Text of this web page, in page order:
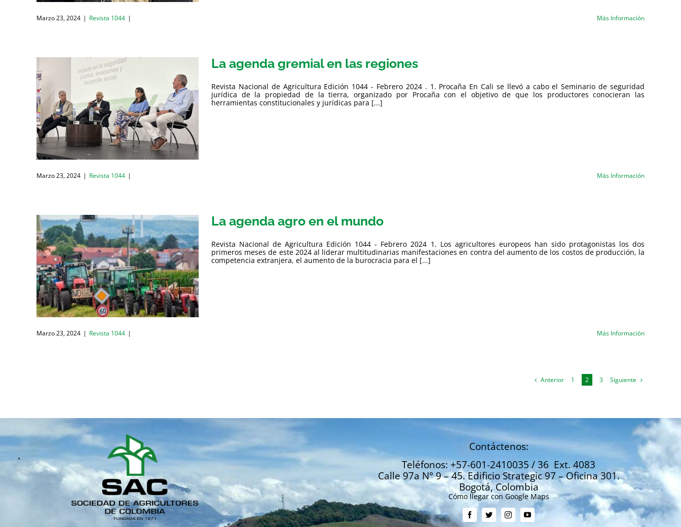
Marzo 23, 2024 | Revista 1044 | Más Información
La agenda gremial en las regiones
Revista Nacional de Agricultura Edición 1044 - Febrero 2024 . 1. Procaña En Cali se llevó a cabo el Seminario de seguridad
jurídica de la propiedad de la tierra, organizado por Procaña con el objetivo de que los productores conocieran las
herramientas constitucionales y jurídicas para [...]
Marzo 23, 2024 | Revista 1044 | Más Información
La agenda agro en el mundo
Revista Nacional de Agricultura Edición 1044 - Febrero 2024 1. Los agricultores europeos han sido protagonistas los dos
primeros meses de este 2024 al liderar multitudinarias manifestaciones en contra del aumento de los costos de producción, la
competencia extranjera, el aumento de la burocracia para el [...]
Marzo 23, 2024 | Revista 1044 | Más Información
Anterior 1 2 3 Siguiente
Contáctenos:
Teléfonos: +57-601-2410035 / 36 Ext. 4083
Calle 97a N° 9 – 45. Edificio Strategic 97 – Oficina 301.
Bogotá, Colombia
Cómo llegar con Google Maps